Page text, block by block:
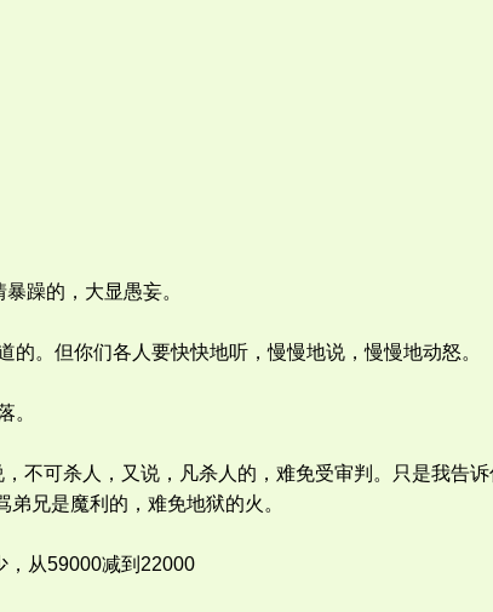
躁的，大显愚妄。
。但你们各人要快快地听，慢慢地说，慢慢地动怒。
。
不可杀人，又说，凡杀人的，难免受审判。只是我告
兄是魔利的，难免地狱的火。
从59000减到22000